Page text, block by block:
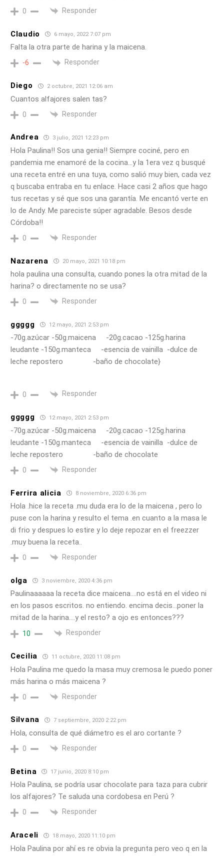
0 Responder
Claudio 6 mayo, 2022 7:07 pm
Falta la otra parte de harina y la maicena.
-6 Responder
Diego 2 octubre, 2021 12:06 am
Cuantos alfajores salen tas?
0 Responder
Andrea 3 julio, 2021 12:23 pm
Hola Paulina!! Sos una genia!! Siempre cociné, pero en
pandemia me enamoré de la cocina…y la 1era vez q busqué
una receta entré en una tuya, como salió muy bien, cada vez
q buscaba entraba en tu enlace. Hace casi 2 años que hago
tus recetas y sé que sos una garantía. Me encantó verte en
lo de Andy. Me pareciste súper agradable. Besos desde
Córdoba!!
0 Responder
Nazarena 20 mayo, 2021 10:18 pm
hola paulina una consulta, cuando pones la otra mitad de la
harina? o directamente no se usa?
0 Responder
ggggg 12 mayo, 2021 2:53 pm
-70g.azúcar -50g.maicena -20g.cacao -125g.harina
leudante -150g.manteca -esencia de vainilla -dulce de
leche repostero -baño de chocolate}
0 Responder
ggggg 12 mayo, 2021 2:53 pm
-70g.azúcar -50g.maicena -20g.cacao -125g.harina
leudante -150g.manteca -esencia de vainilla -dulce de
leche repostero -baño de chocolate
0 Responder
Ferrira alicia 8 noviembre, 2020 6:36 pm
Hola .hice la receta .mu duda era lo de la maicena , pero lo
puse con la harina y resulto el tema .en cuanto a la masa le
di frio y despues lo estire y lo deje repozar en el freezzer
.muy buena la receta..
0 Responder
olga 3 noviembre, 2020 4:36 pm
Paulinaaaaaa la receta dice maicena….no está en el video ni
en los pasos escritos. no entiendo. encima decis…poner la
mitad de la harina….y el resto? a ojo es entonces???
10 Responder
Cecilia 11 octubre, 2020 11:08 pm
Hola Paulina me quedo la masa muy cremosa le puedo poner
más harina o más maicena ?
0 Responder
Silvana 7 septiembre, 2020 2:22 pm
Hola, consulta de qué diámetro es el aro cortante ?
0 Responder
Betina 17 junio, 2020 8:10 pm
Hola Paulina, se podría usar chocolate para taza para cubrir
los alfajores? Te saluda una cordobesa en Perú ?
0 Responder
Araceli 18 mayo, 2020 11:10 pm
Hola Paulina por ahí es re obvia la pregunta pero veo q en la